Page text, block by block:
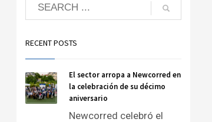
RECENT POSTS
El sector arropa a Newcorred en
la celebración de su décimo
aniversario
Newcorred celebró el